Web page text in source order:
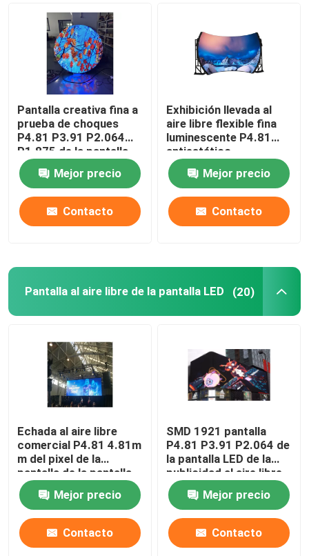
Pared de video LED para interiores
Pantalla LED del ojo desnudo 3D
Pantalla creativa fina a
prueba de choques
P4.81 P3.91 P2.064
P1.875 de la pantalla
LED
Mejor precio
Contacto
Exhibición llevada al
aire libre flexible fina
luminescente P4.81
antiestático
Mejor precio
Contacto
Pantalla al aire libre de la pantalla LED (20)
Echada al aire libre
comercial P4.81 4.81m
m del pixel de la
pantalla de la pantalla
LED del Pentium 4
Mejor precio
Contacto
SMD 1921 pantalla
P4.81 P3.91 P2.064 de
la pantalla LED de la
publicidad al aire libre
2121 3D
Mejor precio
Contacto